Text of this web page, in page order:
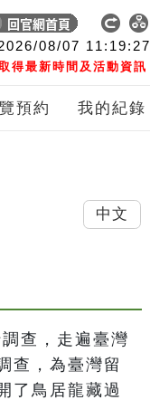
08/07 11:19:27
得最新時間及活動資訊
預約 我的紀錄
查，走遍臺灣
查，為臺灣留
了鳥居龍藏過